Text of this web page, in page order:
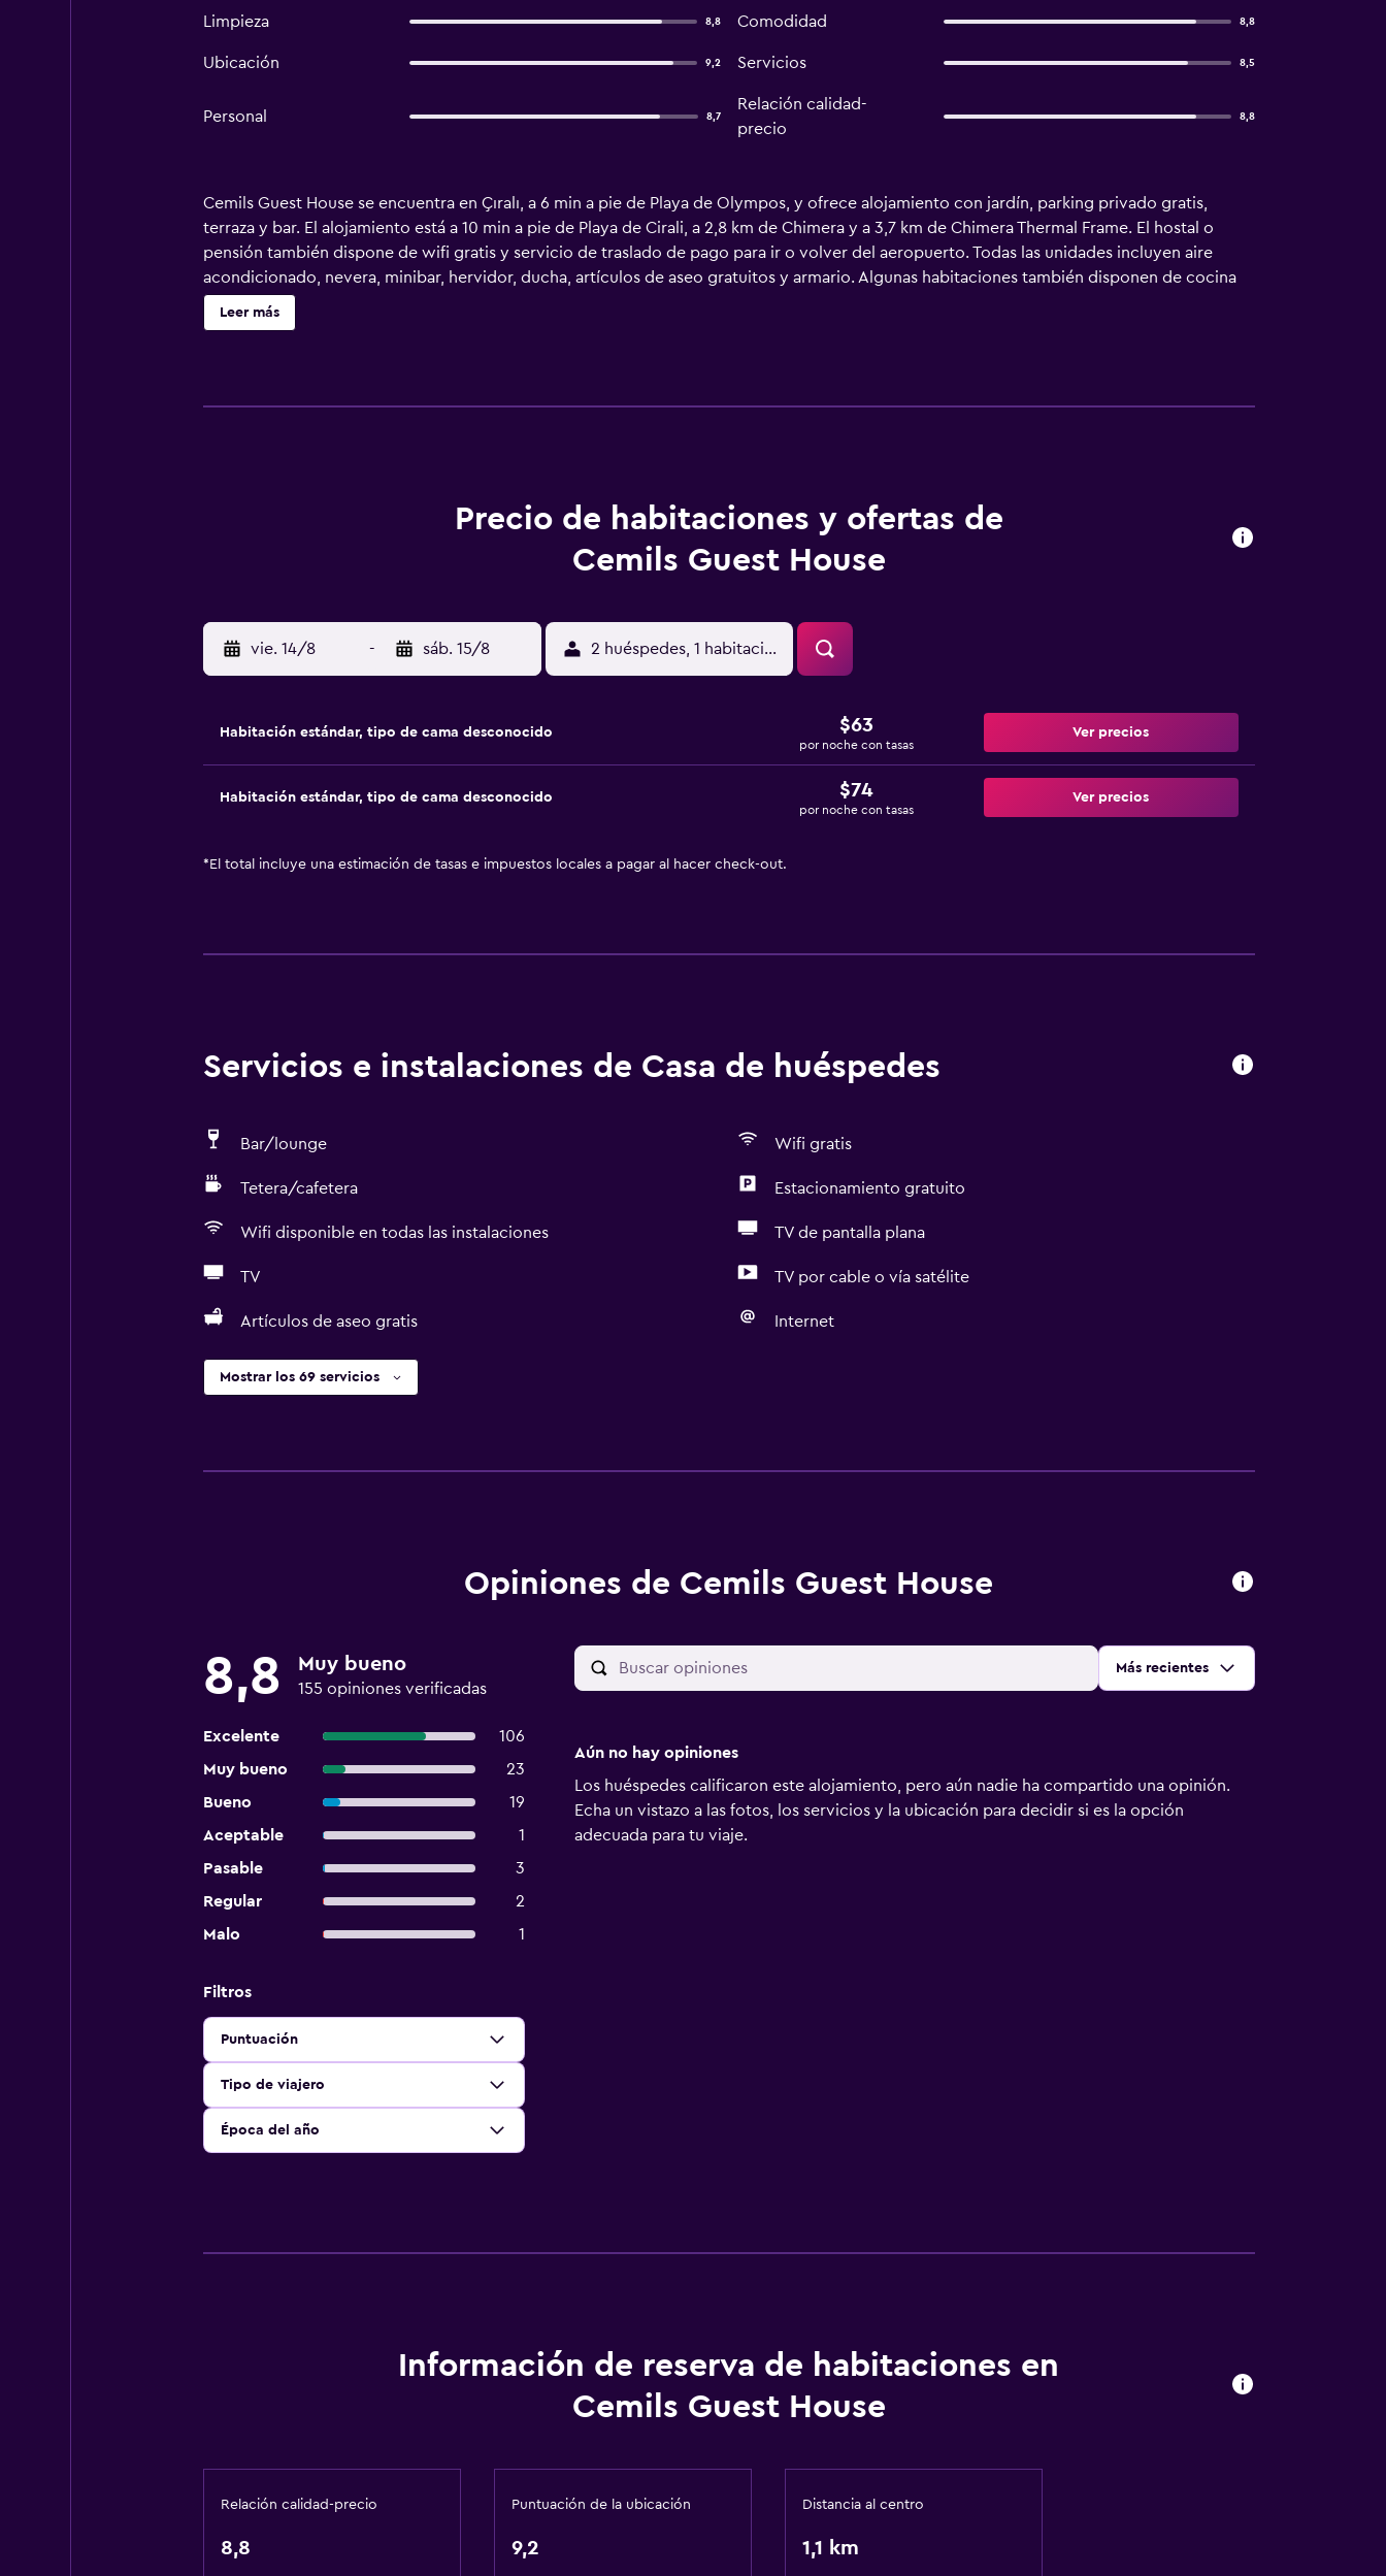
Limpieza 8,8 Comodidad 8,8
Ubicación 9,2 Servicios 8,5
Personal 8,7
Relación calidad-
precio
8,8
Cemils Guest House se encuentra en Çıralı, a 6 min a pie de Playa de Olympos, y ofrece alojamiento con jardín, parking privado gratis,
terraza y bar. El alojamiento está a 10 min a pie de Playa de Cirali, a 2,8 km de Chimera y a 3,7 km de Chimera Thermal Frame. El hostal o
pensión también dispone de wifi gratis y servicio de traslado de pago para ir o volver del aeropuerto. Todas las unidades incluyen aire
acondicionado, nevera, minibar, hervidor, ducha, artículos de aseo gratuitos y armario. Algunas habitaciones también disponen de cocina
con fogones. Todas las habitaciones disponen de baño privado, secador de pelo y ropa de cama. En el hostal o pensión se sirve un
desayuno continental. Antigua ciudad de Olimpo está a 20 km del alojamiento, y Antigua ciudad de Fasélide está a 25 km. El aeropuerto
Leer más
Precio de habitaciones y ofertas de
Cemils Guest House
vie. 14/8 - sáb. 15/8 2 huéspedes, 1 habitación
Habitación estándar, tipo de cama desconocido $63
por noche con tasas
Ver precios
Habitación estándar, tipo de cama desconocido $74
por noche con tasas
Ver precios
* El total incluye una estimación de tasas e impuestos locales a pagar al hacer check-out.
Servicios e instalaciones de Casa de huéspedes
Bar/lounge Wifi gratis
Tetera/cafetera Estacionamiento gratuito
Wifi disponible en todas las instalaciones TV de pantalla plana
TV TV por cable o vía satélite
Artículos de aseo gratis Internet
Mostrar los 69 servicios
Opiniones de Cemils Guest House
8,8 Muy bueno
155 opiniones verificadas
Excelente
106
Muy bueno
23
Bueno
19
Aceptable
1
Pasable
3
Regular
2
Malo
1
Ordenar por:
Más recientes
Filtros
Puntuación
Tipo de viajero
Época del año
Aún no hay opiniones
Los huéspedes calificaron este alojamiento, pero aún nadie ha compartido una opinión.
Echa un vistazo a las fotos, los servicios y la ubicación para decidir si es la opción
adecuada para tu viaje.
Información de reserva de habitaciones en
Cemils Guest House
Relación calidad-precio
8,8
Puntuación de la ubicación
9,2
Distancia al centro
1,1 km